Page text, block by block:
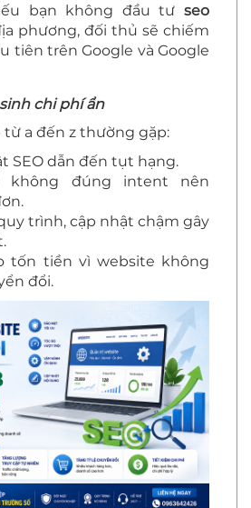
bạn không đầu tư seo
phương, đối thủ sẽ chiếm
tiên trên Google và Google
chi phí ẩn
a đến z thường gặp:
SEO dẫn đến tụt hạng.
không đúng intent nên
trình, cập nhật chậm gây
tốn tiền vì website không
đổi.